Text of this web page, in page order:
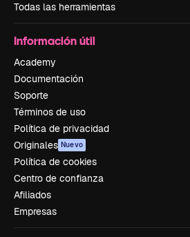
Todas las herramientas
Información útil
Academy
Documentación
Soporte
Términos de uso
Política de privacidad
Originales Nuevo
Política de cookies
Centro de confianza
Afiliados
Empresas